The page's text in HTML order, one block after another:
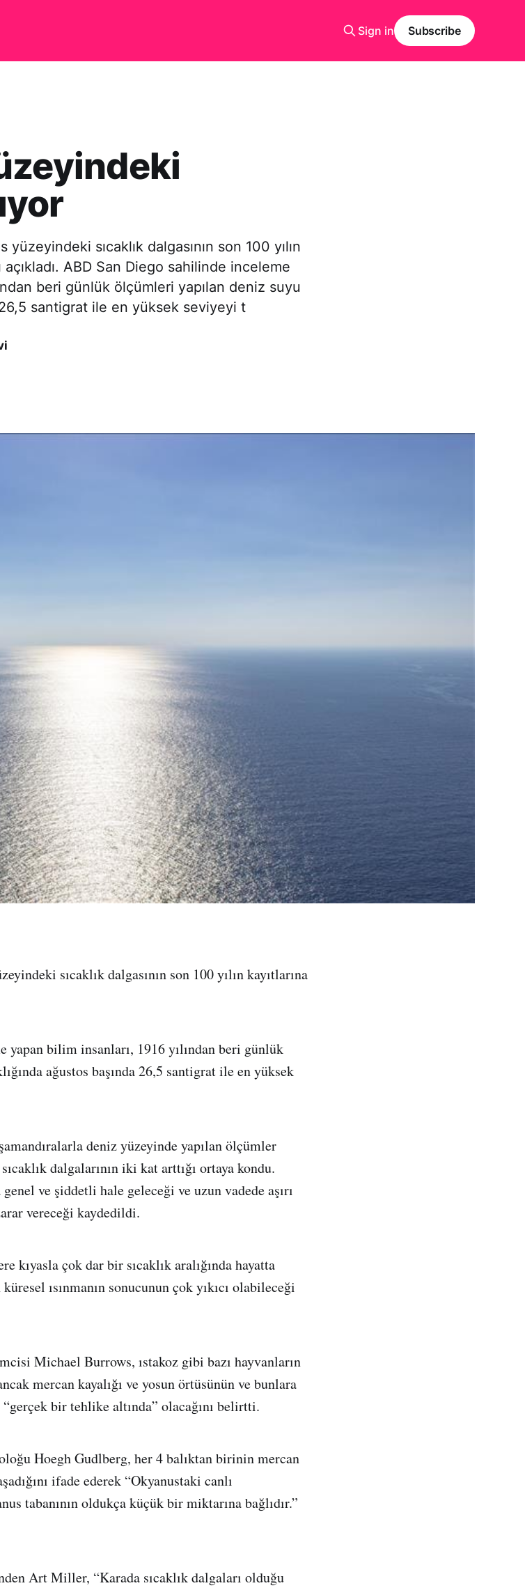
Sign in Subscribe
sıcaklık dalgasının son 100 yılın
açıkladı. ABD San Diego sahilinde inceleme
beri günlük ölçümleri yapılan deniz suyu
26,5 santigrat ile en yüksek seviyeyi t
sıcaklık dalgasının son 100 yılın kayıtlarına
bilim insanları, 1916 yılından beri günlük
ağustos başında 26,5 santigrat ile en yüksek
deniz yüzeyinde yapılan ölçümler
dalgalarının iki kat arttığı ortaya kondu.
genel ve şiddetli hale geleceği ve uzun vadede aşırı
vereceği kaydedildi.
kıyasla çok dar bir sıcaklık aralığında hayatta
ısınmanın sonucunun çok yıkıcı olabileceği
Michael Burrows, ıstakoz gibi bazı hayvanların
mercan kayalığı ve yosun örtüsünün ve bunlara
“gerçek bir tehlike altında” olacağını belirtti.
Hoegh Gudlberg, her 4 balıktan birinin mercan
ifade ederek “Okyanustaki canlı
tabanının oldukça küçük bir miktarına bağlıdır.”
Art Miller, “Karada sıcaklık dalgaları olduğu